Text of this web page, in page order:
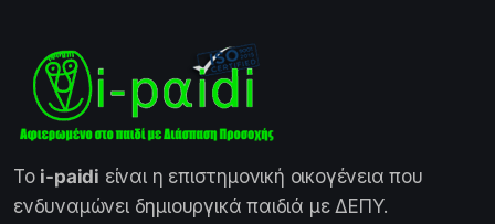
Το i-paidi είναι η επιστημονική οικογένεια που
ενδυναμώνει δημιουργικά παιδιά με ΔΕΠΥ.